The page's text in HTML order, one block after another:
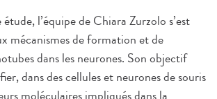
l’équipe de Chiara Zurzolo s’est
mécanismes de formation et de
dans les neurones. Son objectif
dans des cellules et neurones de souris